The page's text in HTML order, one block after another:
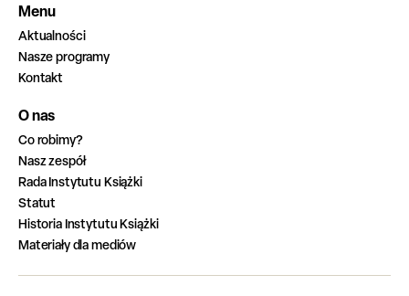
Menu
Aktualności
Nasze programy
Kontakt
O nas
Co robimy?
Nasz zespół
Rada Instytutu Książki
Statut
Historia Instytutu Książki
Materiały dla mediów